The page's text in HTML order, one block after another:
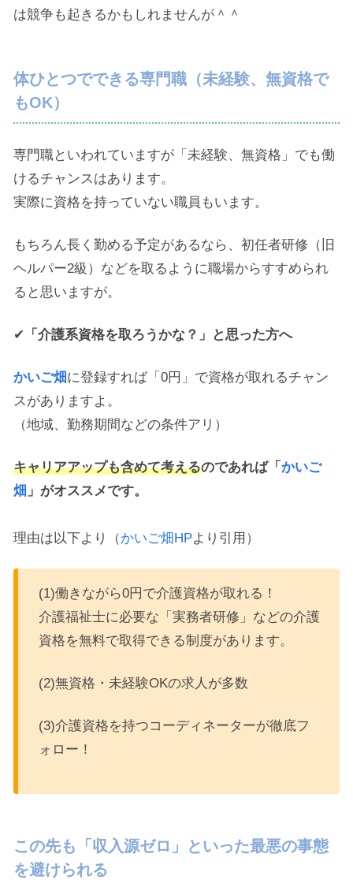
は競争も起きるかもしれませんが＾＾
体ひとつでできる専門職（未経験、無資格で
もOK）
専門職といわれていますが「未経験、無資格」でも働
けるチャンスはあります。
実際に資格を持っていない職員もいます。
もちろん長く勤める予定があるなら、初任者研修（旧
ヘルパー2級）などを取るように職場からすすめられ
ると思いますが。
✔ 「介護系資格を取ろうかな？」と思った方へ
かいご畑に登録すれば「0円」で資格が取れるチャン
スがありますよ。
（地域、勤務期間などの条件アリ）
キャリアアップも含めて考えるのであれば「 かいご
畑 」がオススメです。
理由は以下より（かいご畑HPより引用）
(1)働きながら0円で介護資格が取れる！
介護福祉士に必要な「実務者研修」などの介護
資格を無料で取得できる制度があります。
(2)無資格・未経験OKの求人が多数
(3)介護資格を持つコーディネーターが徹底フ
ォロー！
この先も「収入源ゼロ」といった最悪の事態
を避けられる